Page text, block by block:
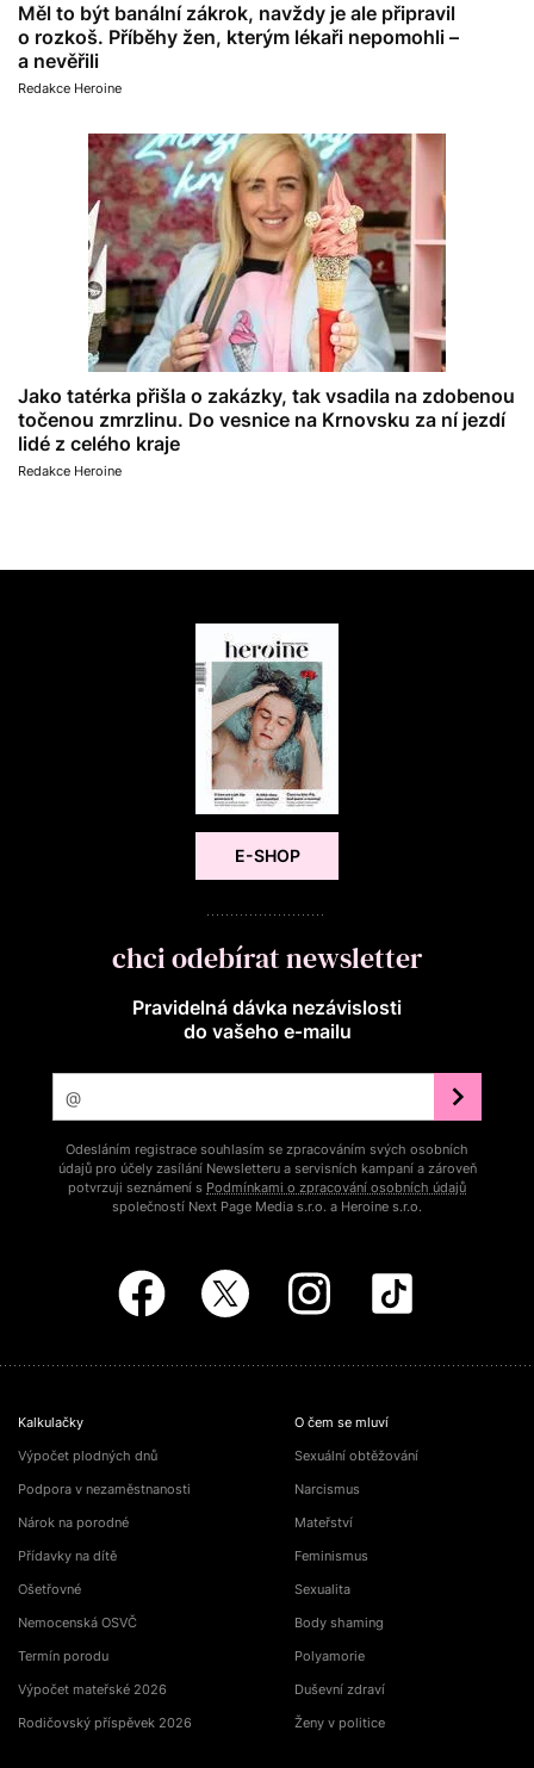
Měl to být banální zákrok, navždy je ale připravil
o rozkoš. Příběhy žen, kterým lékaři nepomohli –
a nevěřili
Redakce Heroine
Jako tatérka přišla o zakázky, tak vsadila na zdobenou
točenou zmrzlinu. Do vesnice na Krnovsku za ní jezdí
lidé z celého kraje
Redakce Heroine
E-SHOP
chci odebírat newsletter
Pravidelná dávka nezávislosti
do vašeho e‑mailu
Odesláním registrace souhlasím se zpracováním svých osobních
údajů pro účely zasílání Newsletteru a servisních kampaní a zároveň
potvrzuji seznámení s Podmínkami o zpracování osobních údajů
společností Next Page Media s.r.o. a Heroine s.r.o.
Kalkulačky
Výpočet plodných dnů
Podpora v nezaměstnanosti
Nárok na porodné
Přídavky na dítě
Ošetřovné
Nemocenská OSVČ
Termín porodu
Výpočet mateřské 2026
Rodičovský příspěvek 2026
O čem se mluví
Sexuální obtěžování
Narcismus
Mateřství
Feminismus
Sexualita
Body shaming
Polyamorie
Duševní zdraví
Ženy v politice